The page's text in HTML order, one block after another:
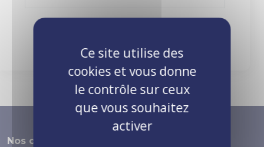
Nos coordonnées
Ce site utilise des
cookies et vous donne
le contrôle sur ceux
que vous souhaitez
activer